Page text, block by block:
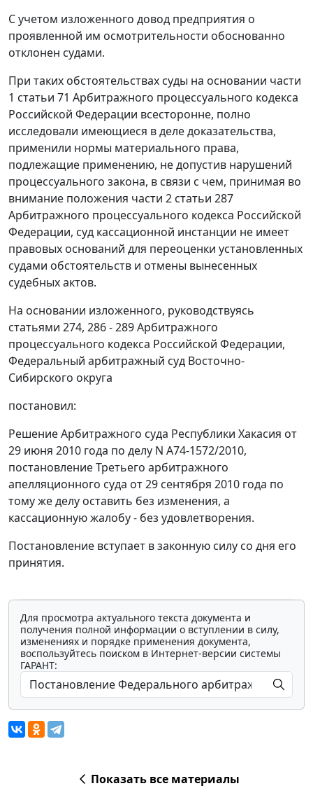
С учетом изложенного довод предприятия о
проявленной им осмотрительности обоснованно
отклонен судами.
При таких обстоятельствах суды на основании части
1 статьи 71 Арбитражного процессуального кодекса
Российской Федерации всесторонне, полно
исследовали имеющиеся в деле доказательства,
применили нормы материального права,
подлежащие применению, не допустив нарушений
процессуального закона, в связи с чем, принимая во
внимание положения части 2 статьи 287
Арбитражного процессуального кодекса Российской
Федерации, суд кассационной инстанции не имеет
правовых оснований для переоценки установленных
судами обстоятельств и отмены вынесенных
судебных актов.
На основании изложенного, руководствуясь
статьями 274, 286 - 289Арбитражного
процессуального кодекса Российской Федерации,
Федеральный арбитражный суд Восточно-
Сибирского округа
постановил:
Решение Арбитражного суда Республики Хакасия от
29 июня 2010 года по делу N А74-1572/2010,
постановление Третьего арбитражного
апелляционного суда от 29 сентября 2010 года по
тому же делу оставить без изменения, а
кассационную жалобу - без удовлетворения.
Постановление вступает в законную силу со дня его
принятия.
Для просмотра актуального текста документа и
получения полной информации о вступлении в силу,
изменениях и порядке применения документа,
воспользуйтесь поиском в Интернет-версии системы
ГАРАНТ:
Показать все материалы